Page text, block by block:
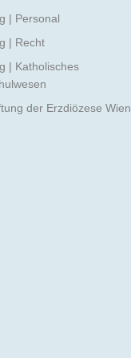
| Personal
| Recht
| Katholisches
der Erzdiözese Wien